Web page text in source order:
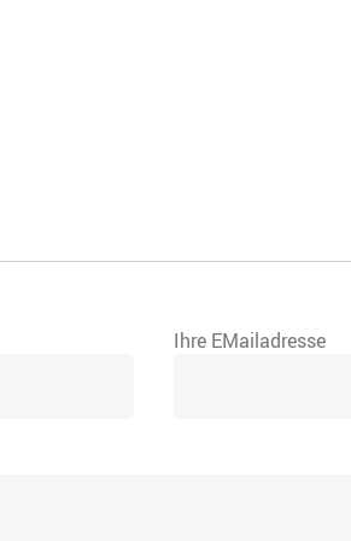
Ihre EMailadresse